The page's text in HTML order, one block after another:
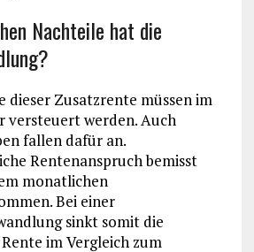
Nachteile hat die
dieser Zusatzrente müssen im
versteuert werden. Auch
fallen dafür an.
Rentenanspruch bemisst
monatlichen
Bei einer
sinkt somit die
im Vergleich zum